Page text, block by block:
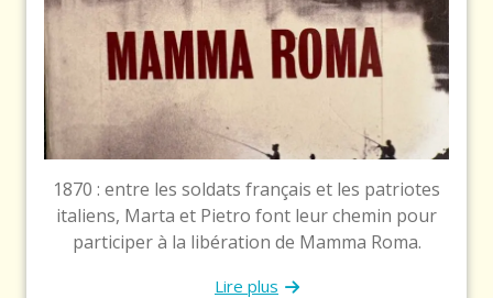
1870 : entre les soldats français et les patriotes
italiens, Marta et Pietro font leur chemin pour
participer à la libération de Mamma Roma.
Lire plus